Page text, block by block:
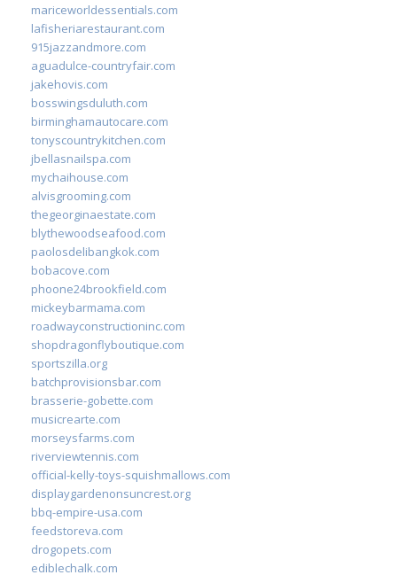
mariceworldessentials.com
lafisheriarestaurant.com
915jazzandmore.com
aguadulce-countryfair.com
jakehovis.com
bosswingsduluth.com
birminghamautocare.com
tonyscountrykitchen.com
jbellasnailspa.com
mychaihouse.com
alvisgrooming.com
thegeorginaestate.com
blythewoodseafood.com
paolosdelibangkok.com
bobacove.com
phoone24brookfield.com
mickeybarmama.com
roadwayconstructioninc.com
shopdragonflyboutique.com
sportszilla.org
batchprovisionsbar.com
brasserie-gobette.com
musicrearte.com
morseysfarms.com
riverviewtennis.com
official-kelly-toys-squishmallows.com
displaygardenonsuncrest.org
bbq-empire-usa.com
feedstoreva.com
drogopets.com
ediblechalk.com